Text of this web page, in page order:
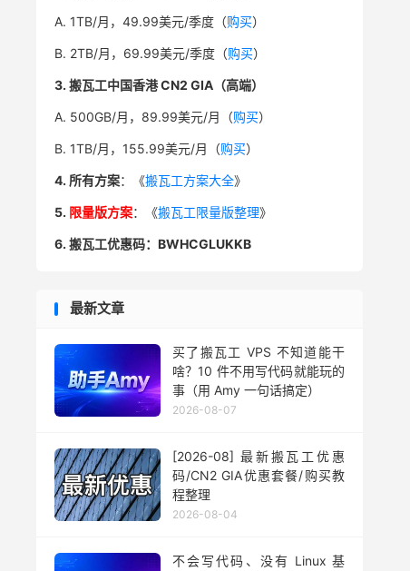
A. 1TB/月，49.99美元/季度（购买）
B. 2TB/月，69.99美元/季度（购买）
3. 搬瓦工中国香港 CN2 GIA（高端）
A. 500GB/月，89.99美元/月（购买）
B. 1TB/月，155.99美元/月（购买）
4. 所有方案：《搬瓦工方案大全》
5. 限量版方案：《搬瓦工限量版整理》
6. 搬瓦工优惠码：BWHCGLUKKB
最新文章
买了搬瓦工 VPS 不知道能干
啥？10 件不用写代码就能玩的
事（用 Amy 一句话搞定）
2026-08-07
[2026-08] 最新搬瓦工优惠
码/CN2 GIA优惠套餐/购买教
程整理
2026-08-04
不会写代码、没有 Linux 基